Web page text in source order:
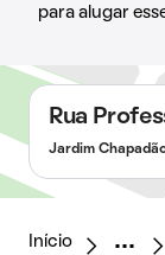
para alugar
Rua
Jardim
Início